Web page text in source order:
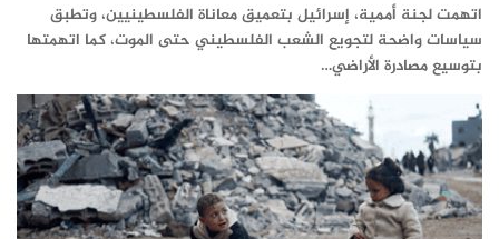
اتهمت لجنة أممية، إسرائيل بتعميق معاناة الفلسطينيين، وتطبق
سياسات واضحة لتجويع الشعب الفلسطيني حتى الموت، كما اتهمتها
بتوسيع مصادرة الأراضي…